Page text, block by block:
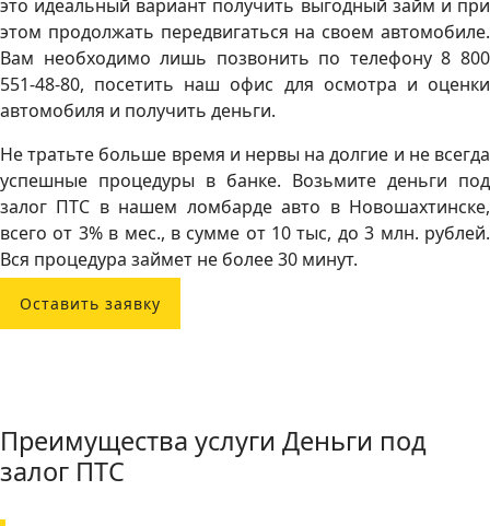
это идеальный вариант получить выгодный займ и при
этом продолжать передвигаться на своем автомобиле.
Вам необходимо лишь позвонить по телефону 8 800
551-48-80, посетить наш офис для осмотра и оценки
автомобиля и получить деньги.
Не тратьте больше время и нервы на долгие и не всегда
успешные процедуры в банке. Возьмите деньги под
залог ПТС в нашем ломбарде авто в Новошахтинске,
всего от 3% в мес., в сумме от 10 тыс, до 3 млн. рублей.
Вся процедура займет не более 30 минут.
Оставить заявку
Преимущества услуги Деньги под
залог ПТС